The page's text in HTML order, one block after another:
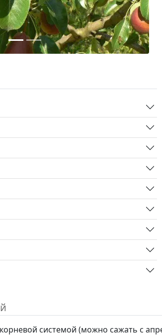
системой (можно сажать с